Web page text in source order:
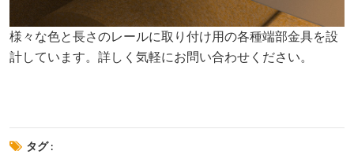
様々な色と長さのレールに取り付け用の各種端部金具を設
計しています。詳しく気軽にお問い合わせください。
タグ :